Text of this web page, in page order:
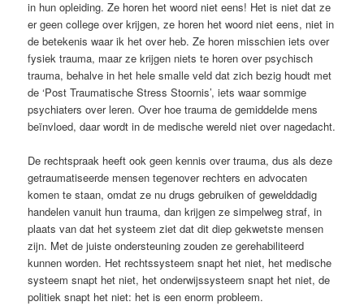
in hun opleiding. Ze horen het woord niet eens! Het is niet dat ze
er geen college over krijgen, ze horen het woord niet eens, niet in
de betekenis waar ik het over heb. Ze horen misschien iets over
fysiek trauma, maar ze krijgen niets te horen over psychisch
trauma, behalve in het hele smalle veld dat zich bezig houdt met
de ‘Post Traumatische Stress Stoornis’, iets waar sommige
psychiaters over leren. Over hoe trauma de gemiddelde mens
beïnvloed, daar wordt in de medische wereld niet over nagedacht.
De rechtspraak heeft ook geen kennis over trauma, dus als deze
getraumatiseerde mensen tegenover rechters en advocaten
komen te staan, omdat ze nu drugs gebruiken of gewelddadig
handelen vanuit hun trauma, dan krijgen ze simpelweg straf, in
plaats van dat het systeem ziet dat dit diep gekwetste mensen
zijn. Met de juiste ondersteuning zouden ze gerehabiliteerd
kunnen worden. Het rechtssysteem snapt het niet, het medische
systeem snapt het niet, het onderwijssysteem snapt het niet, de
politiek snapt het niet: het is een enorm probleem.